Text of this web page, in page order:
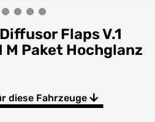
Flaps V.1
M Paket Hochglanz
diese Fahrzeuge